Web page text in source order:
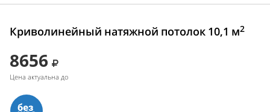
Криволинейный натяжной потолок 10,1 м2
8656
Цена актуальна до